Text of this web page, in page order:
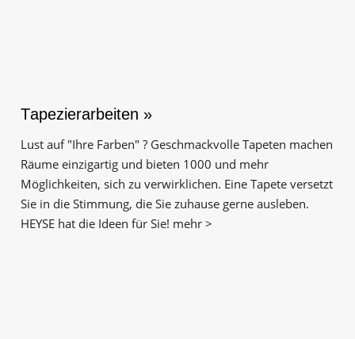
Tapezierarbeiten »
Lust auf "Ihre Farben" ? Geschmackvolle Tapeten machen
Räume einzigartig und bieten 1000 und mehr
Möglichkeiten, sich zu verwirklichen. Eine Tapete versetzt
Sie in die Stimmung, die Sie zuhause gerne ausleben.
HEYSE hat die Ideen für Sie! mehr >